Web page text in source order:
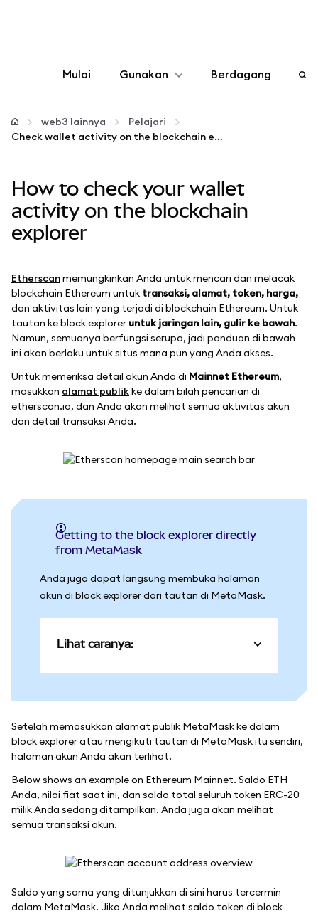
Mulai Gunakan
Konfigurasikan
web3 lainnya
Tetap aman
Berdagang
web3 lainnya
Pelajari
Check wallet activity on the blockchain explorer
How to check your wallet
activity on the blockchain
explorer
Etherscanmemungkinkan Anda untuk mencari dan melacak
blockchain Ethereum untuk transaksi, alamat, token, harga,
dan aktivitas lain yang terjadi di blockchain Ethereum. Untuk
tautan ke block explorer untuk jaringan lain, gulir ke bawah.
Namun, semuanya berfungsi serupa, jadi panduan di bawah
ini akan berlaku untuk situs mana pun yang Anda akses.
Untuk memeriksa detail akun Anda di Mainnet Ethereum,
masukkan alamat publikke dalam bilah pencarian di
etherscan.io, dan Anda akan melihat semua aktivitas akun
dan detail transaksi Anda.
Getting to the block explorer directly
from MetaMask
Anda juga dapat langsung membuka halaman
akun di block explorer dari tautan di MetaMask.
Lihat caranya:
Setelah memasukkan alamat publik MetaMask ke dalam
block explorer atau mengikuti tautan di MetaMask itu sendiri,
halaman akun Anda akan terlihat.
Below shows an example on Ethereum Mainnet. Saldo ETH
Anda, nilai fiat saat ini, dan saldo total seluruh token ERC-20
milik Anda sedang ditampilkan. Anda juga akan melihat
semua transaksi akun.
Saldo yang sama yang ditunjukkan di sini harus tercermin
dalam MetaMask. Jika Anda melihat saldo token di block